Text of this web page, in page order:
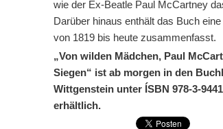
wie der Ex-Beatle Paul McCartney
Darüber hinaus enthält das Buch
von 1819 bis heute zusammenfasst.
„Von wilden Mädchen, Paul
Siegen“ ist ab morgen in den
Wittgenstein unter ÍSBN 978-3-
erhältlich.